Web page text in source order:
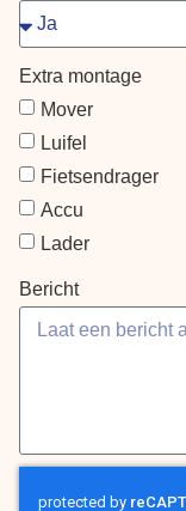
Extra montage
Mover
Luifel
Fietsendrager
Accu
Lader
Bericht